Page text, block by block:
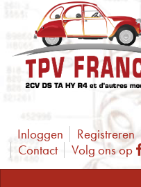
Inloggen Registreren
Contact
Volg ons op